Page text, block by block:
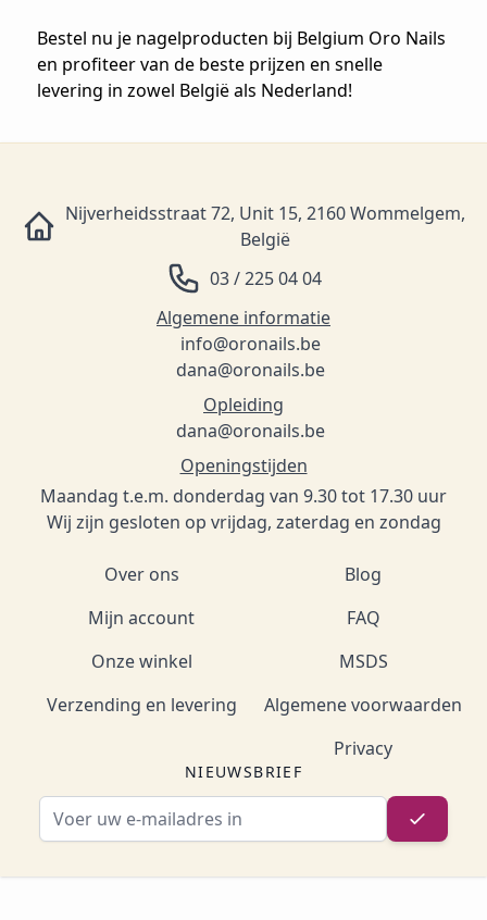
Bestel nu je nagelproducten bij Belgium Oro Nails
en profiteer van de beste prijzen en snelle
levering in zowel België als Nederland!
Nijverheidsstraat 72, Unit 15, 2160 Wommelgem,
België
03 / 225 04 04
Algemene informatie
info@oronails.be
dana@oronails.be
Opleiding
dana@oronails.be
Openingstijden
Maandag t.e.m. donderdag van 9.30 tot 17.30 uur
Wij zijn gesloten op vrijdag, zaterdag en zondag
Over ons
Mijn account
Onze winkel
Verzending en levering
Blog
FAQ
MSDS
Algemene voorwaarden
Privacy
NIEUWSBRIEF